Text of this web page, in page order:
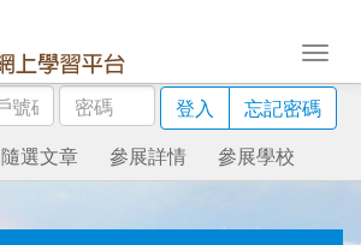
密
碼
登入
忘記密碼
隨選文章 參展詳情 參展學校